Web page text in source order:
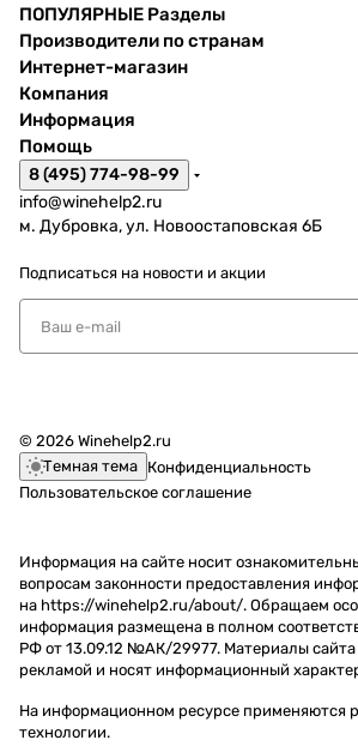
ПОПУЛЯРНЫЕ Разделы
Производители по странам
Интернет-магазин
Компания
Информация
Помощь
8 (495) 774-98-99
info@winehelp2.ru
м. Дубровка, ул. Новоостаповская 6Б
Подписаться на новости и акции
© 2026 Winehelp2.ru
Темная тема Конфиденциальность
Пользовательское соглашение
Информация на сайте носит
вопросам законности предоставления
на https://winehelp2.ru/about/. Обращаем
информация размещена в полном
РФ от 13.09.12 №АК/29977. Материалы сайта
рекламой и носят информационный
На информационном ресурсе применяются
технологии.